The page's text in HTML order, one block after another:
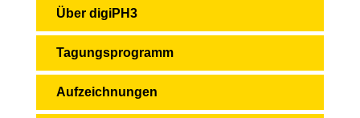
Über digiPH3
Tagungsprogramm
Aufzeichnungen